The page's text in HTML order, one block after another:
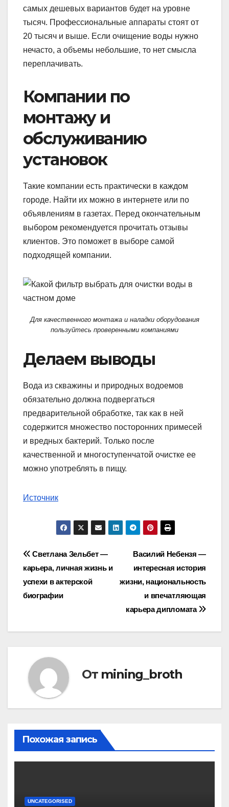
самых дешевых вариантов будет на уровне
тысяч. Профессиональные аппараты стоят от
20 тысяч и выше. Если очищение воды нужно
нечасто, а объемы небольшие, то нет смысла
переплачивать.
Компании по
монтажу и
обслуживанию
установок
Такие компании есть практически в каждом
городе. Найти их можно в интернете или по
объявлениям в газетах. Перед окончательным
выбором рекомендуется прочитать отзывы
клиентов. Это поможет в выборе самой
подходящей компании.
Для качественного монтажа и наладки оборудования
пользуйтесь проверенными компаниями
Делаем выводы
Вода из скважины и природных водоемов
обязательно должна подвергаться
предварительной обработке, так как в ней
содержится множество посторонних примесей
и вредных бактерий. Только после
качественной и многоступенчатой очистке ее
можно употреблять в пищу.
Источник
Навигация
по
записям
Василий Небензя —
интересная история
жизни, национальность
и впечатляющая
карьера дипломата
Светлана Зельбет —
карьера, личная жизнь и
успехи в актерской
биографии
От mining_broth
Похожая запись
UNCATEGORISED